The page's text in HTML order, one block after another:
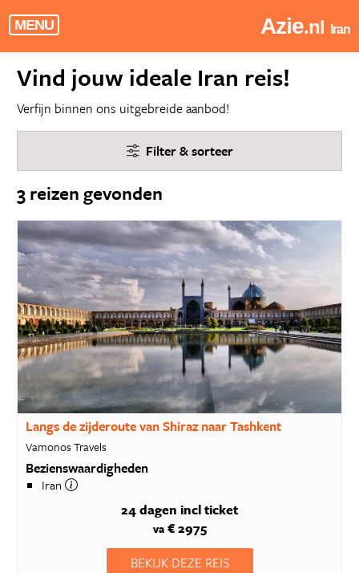
MENU Azie.nl Iran
Vind jouw ideale Iran reis!
Verfijn binnen ons uitgebreide aanbod!
Filter & sorteer
3 reizen gevonden
Langs de zijderoute van Shiraz naar Tashkent
Vamonos Travels
Bezienswaardigheden
Iran
24 dagen incl ticket
va€ 2975
BEKIJK DEZE REIS